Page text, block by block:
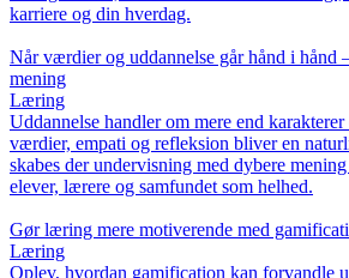
karriere og din hverdag.
Når værdier og uddannelse går hånd i hånd
mening
Læring
Uddannelse handler om mere end
værdier, empati og refleksion bliver en
skabes der undervisning med dybere
elever, lærere og samfundet som helhed.
Gør læring mere motiverende med
Læring
Oplev, hvordan gamification kan forvandle